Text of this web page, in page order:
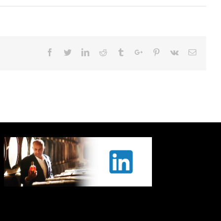
Facebook
TwitterLinkedinReddit TumblrGoogle+Pinterest
Vk Email